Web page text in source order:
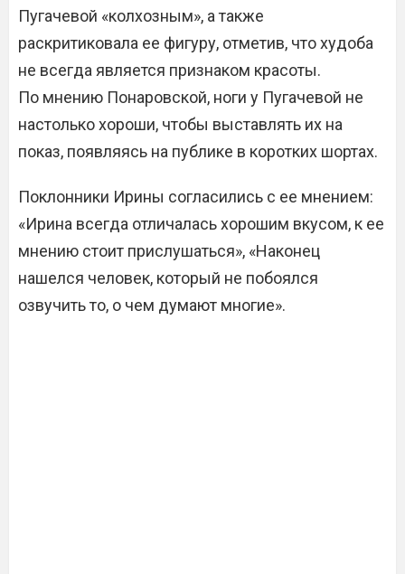
Пугачевой «колхозным», а также
раскритиковала ее фигуру, отметив, что худоба
не всегда является признаком красоты.
По мнению Понаровской, ноги у Пугачевой не
настолько хороши, чтобы выставлять их на
показ, появляясь на публике в коротких шортах.
Поклонники Ирины согласились с ее мнением:
«Ирина всегда отличалась хорошим вкусом, к ее
мнению стоит прислушаться», «Наконец
нашелся человек, который не побоялся
озвучить то, о чем думают многие».